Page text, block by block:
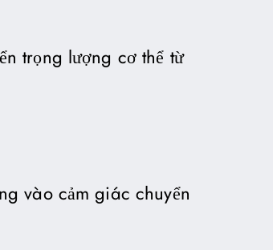
trọng lượng cơ thể từ
vào cảm giác chuyển